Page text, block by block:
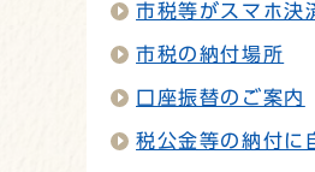
市税等がスマホ決
市税の納付場所
口座振替のご案内
税公金等の納付に